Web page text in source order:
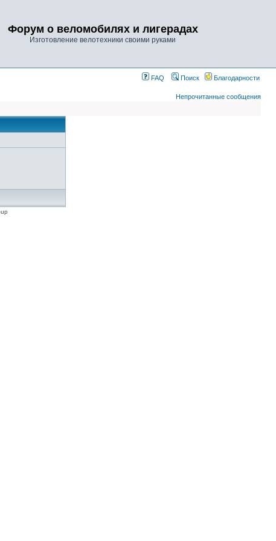
Форум о веломобилях и лигерадах
Изготовление велотехники своими руками
FAQ Поиск Благодарности
Непрочитанные сообщения